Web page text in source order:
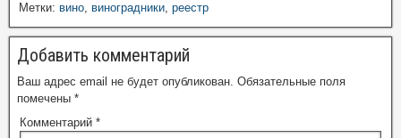
Метки: вино, виноградники, реестр
Добавить комментарий
Ваш адрес email не будет опубликован. Обязательные поля
помечены *
Комментарий *